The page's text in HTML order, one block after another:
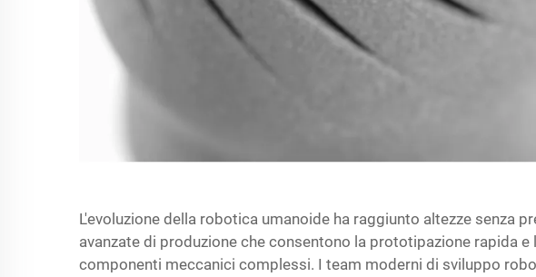
L'evoluzione della robotica umanoide ha raggiunto altezze senza
avanzate di produzione che consentono la prototipazione rapida e
componenti meccanici complessi. I team moderni di sviluppo